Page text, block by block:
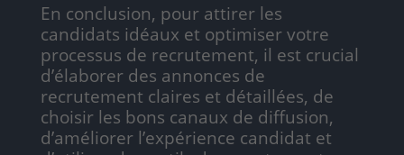
En conclusion, pour attirer les
candidats idéaux et optimiser votre
processus de recrutement, il est crucial
d’élaborer des annonces de
recrutement claires et détaillées, de
choisir les bons canaux de diffusion,
d’améliorer l’expérience candidat et